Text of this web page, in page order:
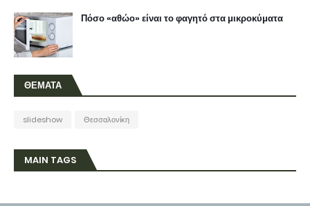
Πόσο «αθώο» είναι το φαγητό στα μικροκύματα
ΘΕΜΑΤΑ
slideshow Θεσσαλονίκη
MAIN TAGS